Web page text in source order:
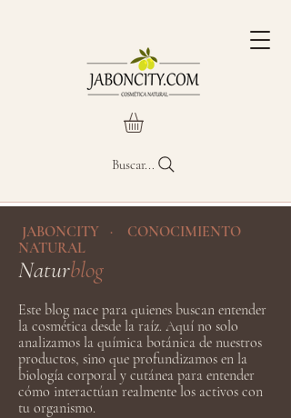
Buscar...
JABONCITY · CONOCIMIENTO
NATURAL
Naturblog
Este blog nace para quienes buscan entender
la cosmética desde la raíz. Aquí no solo
analizamos la química botánica de nuestros
productos, sino que profundizamos en la
biología corporal y cutánea para entender
cómo interactúan realmente los activos con
tu organismo.